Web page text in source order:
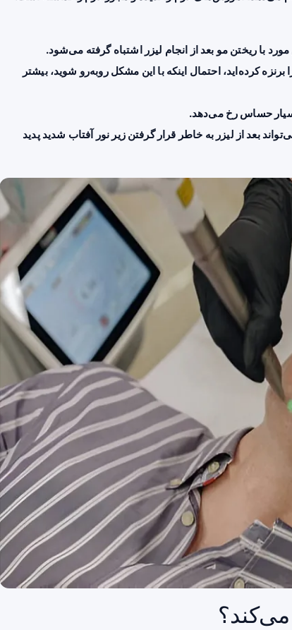
با ریختن مو بعد از انجام لیزر اشتباه گرفته می‌شود.
کرده‌اید، احتمال اینکه با این مشکل روبه‌رو شوید، بیشتر
حساس رخ می‌دهد.
بعد از لیزر به خاطر قرار گرفتن زیر نور آفتاب شدید پدید